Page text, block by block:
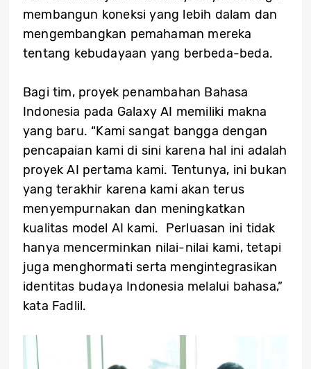
membangun koneksi yang lebih dalam dan
mengembangkan pemahaman mereka
tentang kebudayaan yang berbeda-beda.
Bagi tim, proyek penambahan Bahasa
Indonesia pada Galaxy AI memiliki makna
yang baru. “Kami sangat bangga dengan
pencapaian kami di sini karena hal ini adalah
proyek AI pertama kami. Tentunya, ini bukan
yang terakhir karena kami akan terus
menyempurnakan dan meningkatkan
kualitas model AI kami. Perluasan ini tidak
hanya mencerminkan nilai-nilai kami, tetapi
juga menghormati serta mengintegrasikan
identitas budaya Indonesia melalui bahasa,”
kata Fadlil.